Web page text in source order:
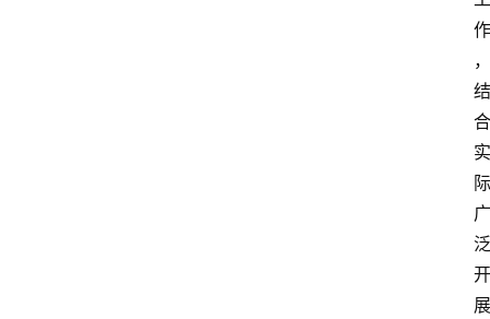
作
，
结
合
实
际
广
泛
开
展